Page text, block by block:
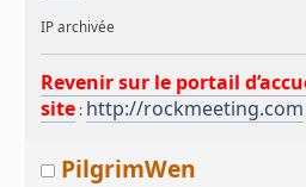
IP archivée
Revenir sur le portail
site : http://rockmeeting.com
PilgrimWen